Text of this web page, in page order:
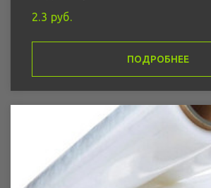
2.3 руб.
ПОДРОБНЕЕ